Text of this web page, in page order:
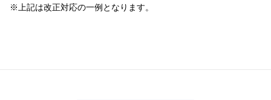
※上記は改正対応の一例となります。